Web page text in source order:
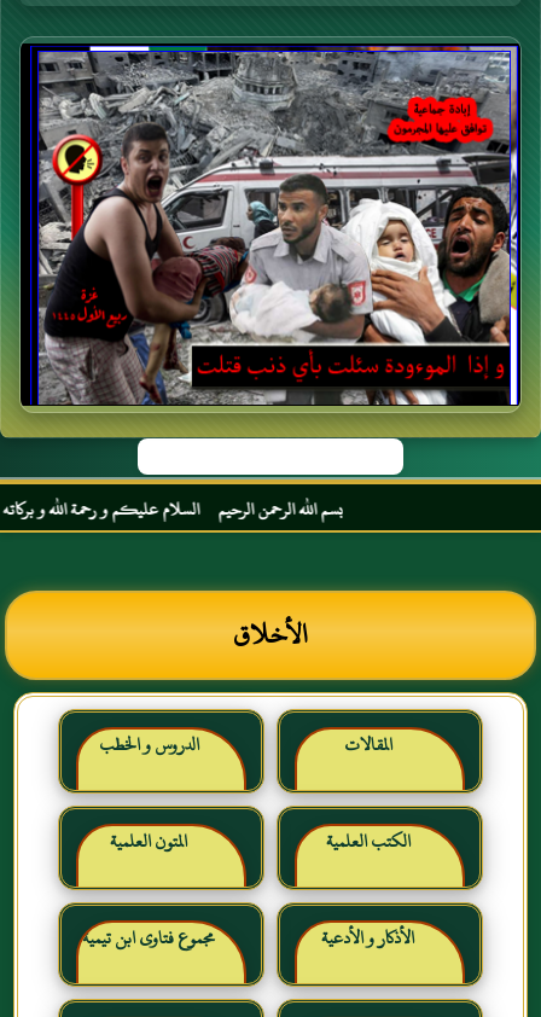
بسم الله الرحمن الرحيم السلام عليكم و رحمة الله و بركاته
الأخلاق
المقالات الدروس و الخطب
الكتب العلمية المتون العلمية
الأذكار و الأدعية مجموع فتاوى ابن تيمية